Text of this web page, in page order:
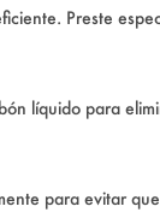
Preste
líquido para
para evitar